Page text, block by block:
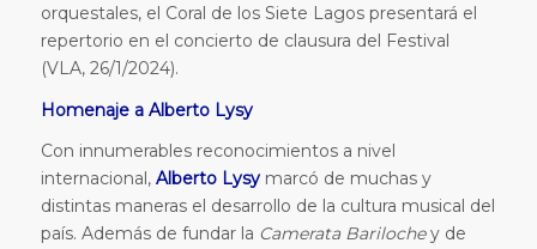
orquestales, el Coral de los Siete Lagos presentará el
repertorio en el concierto de clausura del Festival
(VLA, 26/1/2024).
Homenaje a Alberto Lysy
Con innumerables reconocimientos a nivel
internacional,Alberto Lysymarcó de muchas y
distintas maneras el desarrollo de la cultura musical del
país. Además de fundar la Camerata Barilochey de